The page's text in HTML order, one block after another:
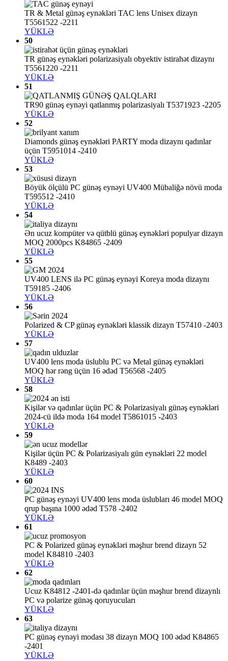
TR & Metal günəş eynəkləri TAC lens Unisex dizayn
T5561522 -2211
YÜKLƏ
50
TR günəş eynəkləri polarizasiyalı obyektiv istirahət dizaynı
T5561220 -2211
YÜKLƏ
51
TR90 günəş eynəyi qatlanmış polarizasiyalı T5371923 -2205
YÜKLƏ
52
Diamonds günəş eynəkləri PARTY moda dizaynı qadınlar
üçün T5951014 -2410
YÜKLƏ
53
Böyük ölçülü PC günəş eynəyi UV400 Mübaliğə növü moda
T595512 -2410
YÜKLƏ
54
Ən ucuz kompüter və qütblü günəş eynəkləri populyar dizayn
MOQ 2000pcs K84865 -2409
YÜKLƏ
55
UV400 LENS ilə PC günəş eynəyi Koreya moda dizaynı
T59185 -2406
YÜKLƏ
56
Polarized & CP günəş eynəkləri klassik dizayn T57410 -2403
YÜKLƏ
57
UV400 lens moda üslublu PC və Metal günəş eynəkləri
MOQ hər rəng üçün 16 ədəd T56568 -2405
YÜKLƏ
58
Kişilər və qadınlar üçün PC & Polarizasiyalı günəş eynəkləri
2024-cü ildə moda 164 model T5861015 -2403
YÜKLƏ
59
Kişilər üçün PC & Polarizasiyalı gün eynəkləri 22 model
K8489 -2403
YÜKLƏ
60
PC günəş eynəyi UV400 lens moda üslubları 46 model MOQ
qrup başına 1000 ədəd T578 -2402
YÜKLƏ
61
PC & Polarized günəş eynəkləri məşhur brend dizayn 52
model K84810 -2403
YÜKLƏ
62
Ucuz K84812 -2401-də qadınlar üçün məşhur brend dizaynlı
PC və polarize günəş qoruyucuları
YÜKLƏ
63
PC günəş eynəyi modası 38 dizayn MOQ 100 ədəd K84865
-2401
YÜKLƏ